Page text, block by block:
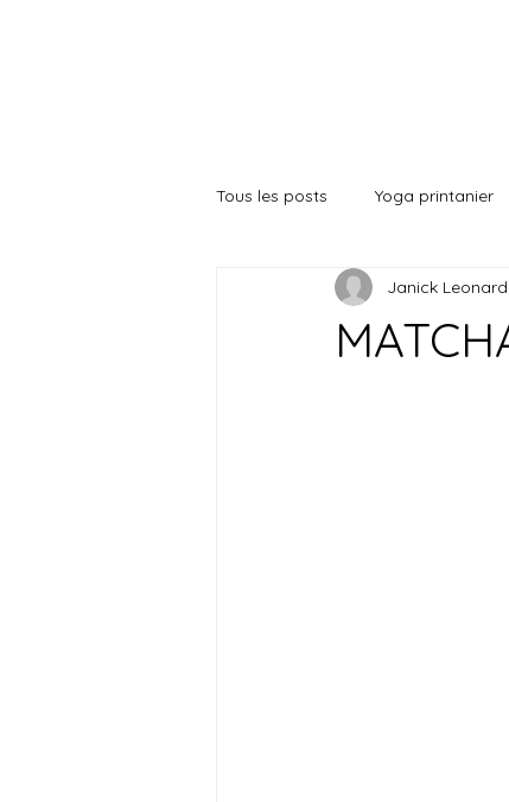
Tous les posts Yoga printanier
Coherence CardiaqueJanick Leonard